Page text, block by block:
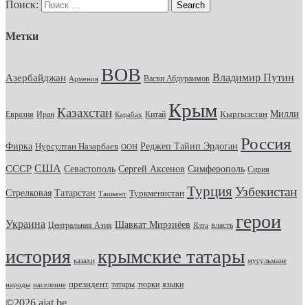
Поиск:
Метки
Азербайджан Армения ВОВ Васви Абдураимов Владимир Путин
Евразия Иран Казахстан Карабах Китай Крым Кыргызстан Милли
Фирка Нурсултан Назарбаев ООН Реджеп Тайип Эрдоган Россия
СССР США Севастополь Сергей Аксенов Симферополь Сирия
Стрелковая Татарстан Ташкент Туркменистан Турция Узбекистан
Украина Центральная Азия Шавкат Мирзиёев Ялта власть герои
история казахи крымские татары мусульмане
народы население президент татары тюрки языки